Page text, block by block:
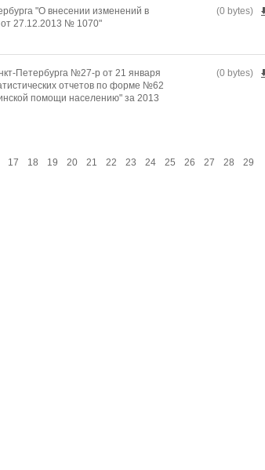
(0 bytes)
"О внесении изменений в
от 27.12.2013 № 1070"
(0 bytes)
Петербурга №27-р от 21 января
отчетов по форме №62
помощи населению" за 2013
17 18 19 20 21 22 23 24 25 26 27 28
29